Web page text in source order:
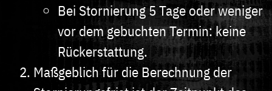
Bei Stornierung 5 Tage oder weniger
vor dem gebuchten Termin: keine
Rückerstattung.
Maßgeblich für die Berechnung der